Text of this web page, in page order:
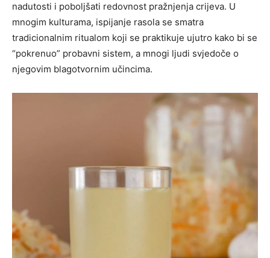
nadutosti i poboljšati redovnost pražnjenja crijeva. U
mnogim kulturama, ispijanje rasola se smatra
tradicionalnim ritualom koji se praktikuje ujutro kako bi se
“pokrenuo” probavni sistem, a mnogi ljudi svjedoče o
njegovim blagotvornim učincima.